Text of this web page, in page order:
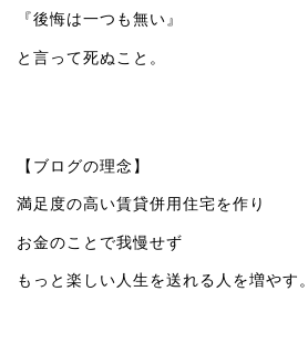
『後悔は一つも無い』
と言って死ぬこと。
【ブログの理念】
満足度の高い賃貸併用住宅を作り
お金のことで我慢せず
もっと楽しい人生を送れる人を増やす。